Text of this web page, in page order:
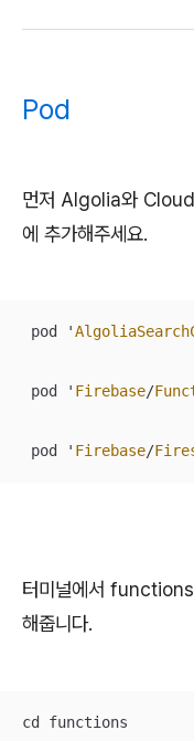
Pod
먼저 Algolia와
에 추가해주세요.
pod '
pod ' Firebase/
pod ' Firebase/
터미널에서 functions
해줍니다.
cd functions